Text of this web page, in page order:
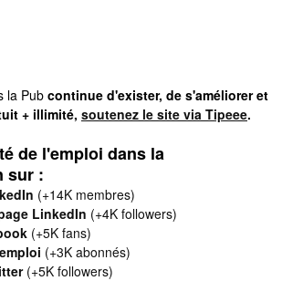
la Pub continue d'exister, de s'améliorer et
+ illimité, soutenez le site via Tipeee.
de l'emploi dans la
sur :
(+14K membres)
LinkedIn (+4K followers)
(+5K fans)
(+3K abonnés)
(+5K followers)